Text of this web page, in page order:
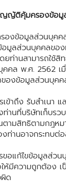
ญญัติคุ้มครองข้อ
องข้อมูลส่วนบุคค
อมูลส่วนบุคคลขอ
ยท่านสามารถใช้
คคล พ.ศ. 2562
ของข้อมูลส่วนบุค
ถึง รับสำเนา แล
านที่บริษัทเก็บรว
ตามสิทธิตามกฎห
ท่านอาจกระทบต่
แก้ไขข้อมูลส่วน
ห้มีความถูกต้อง
ผิด